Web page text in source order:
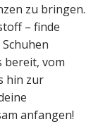
zu bringen.
– finde
bereit, vom
hin zur
anfangen!